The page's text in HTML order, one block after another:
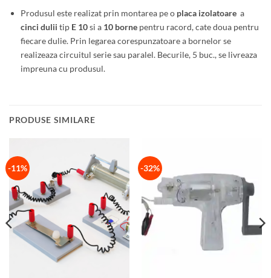
Produsul este realizat prin montarea pe oplaca izolatoare a
cinci dulii tipE 10si a10 borne pentru racord, cate doua pentru
fiecare dulie. Prin legarea corespunzatoare a bornelor se
realizeaza circuitul serie sau paralel. Becurile, 5 buc., se livreaza
impreuna cu produsul.
PRODUSE SIMILARE
-11% -32%